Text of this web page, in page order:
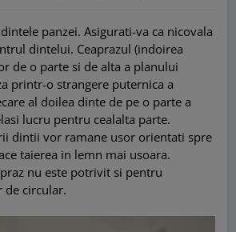
panzei. Asigurati-va ca nicovala
dintelui. Ceaprazul (indoirea
de o parte si de alta a planului
printr-o strangere puternica a
al doilea dinte de pe o parte a
lucru pentru cealalta parte.
dintii vor ramane usor orientati spre
taierea in lemn mai usoara.
nu este potrivit si pentru
de circular.